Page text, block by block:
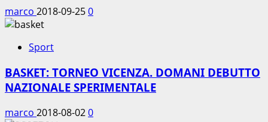
marco 2018-09-250
Sport
BASKET: TORNEO VICENZA. DOMANI DEBUTTO
NAZIONALE SPERIMENTALE
marco 2018-08-020